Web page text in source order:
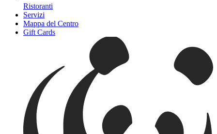
Ristoranti
Servizi
Mappa del Centro
Gift Cards